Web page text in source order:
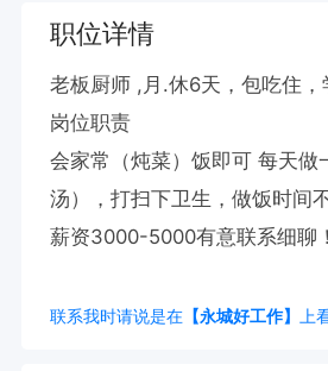
职位详情
老板厨师 ,月.休6天，包吃住，
岗位职责
会家常（炖菜）饭即可 每天做
汤），打扫下卫生，做饭时间
薪资3000-5000有意联系细聊！
联系我时请说是在【永城好工作】 上